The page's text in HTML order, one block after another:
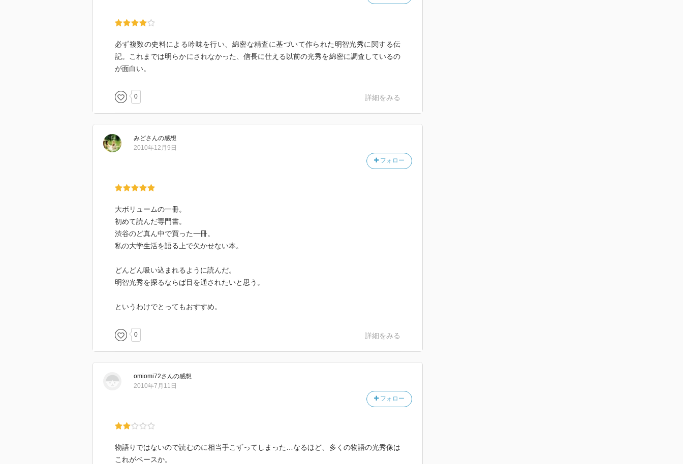
必ず複数の史料による吟味を行い、綿密な精査に基づいて作られた明智光秀に関する伝
記。これまでは明らかにされなかった、信長に仕える以前の光秀を綿密に調査しているの
が面白い。
0 詳細をみる
みどさんの感想
フォロー
2010年12月9日
大ボリュームの一冊。
初めて読んだ専門書。
渋谷のど真ん中で買った一冊。
私の大学生活を語る上で欠かせない本。
どんどん吸い込まれるように読んだ。
明智光秀を探るならば目を通されたいと思う。
というわけでとってもおすすめ。
0 詳細をみる
omiomi72さんの感想
フォロー
2010年7月11日
物語りではないので読むのに相当手こずってしまった…なるほど、多くの物語の光秀像は
これがベースか。